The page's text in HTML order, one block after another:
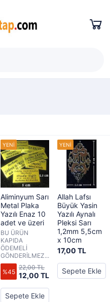
Aliminyum Sarı
Metal Plaka
Yazılı Enaz 10
adet ve üzeri
BU ÜRÜN
KAPIDA
ÖDEMELİ
GÖNDERİLMEZ...
%45 12,00 TL
22,00 TL
Sepete Ekle
Allah Lafsı
Büyük Yasin
Yazılı Aynalı
Pleksi Sarı
1,2mm 5,5cm
x 10cm
17,00 TL
Sepete Ekle